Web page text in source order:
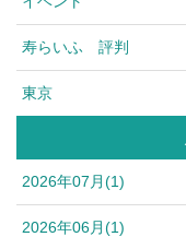
寿らいふ 評判
東京
2026年07月(1)
2026年06月(1)